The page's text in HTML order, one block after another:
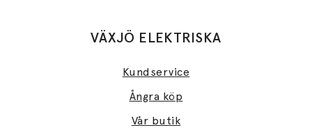
VÄXJÖ ELEKTRISKA
Kundservice
Ångra köp
Vår butik